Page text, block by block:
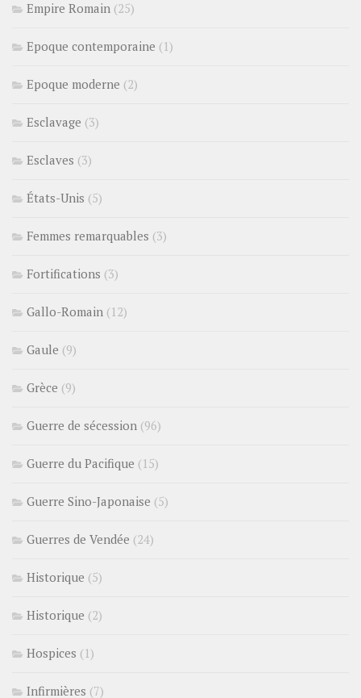
Empire Romain (25)
Epoque contemporaine (1)
Epoque moderne (2)
Esclavage (3)
Esclaves (3)
États-Unis (5)
Femmes remarquables (3)
Fortifications (3)
Gallo-Romain (12)
Gaule (9)
Grèce (9)
Guerre de sécession (96)
Guerre du Pacifique (15)
Guerre Sino-Japonaise (5)
Guerres de Vendée (24)
Historique (5)
Historique (2)
Hospices (1)
Infirmières (7)